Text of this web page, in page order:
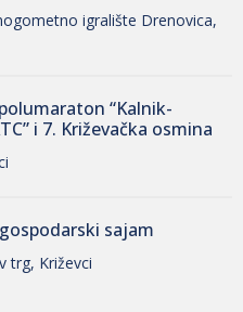
igralište Drenovica,
“Kalnik-
i 7. Križevačka osmina
sajam
trg, Križevci